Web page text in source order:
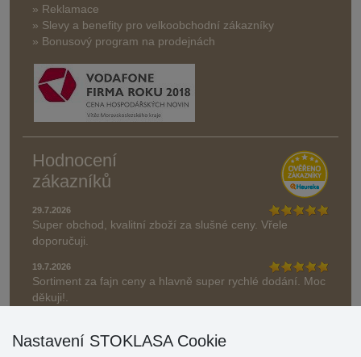
» Reklamace
» Slevy a benefity pro velkoobchodní zákazníky
» Bonusový program na prodejnách
Hodnocení
zákazníků
29.7.2026
Super obchod, kvalitní zboží za slušné ceny. Vřele
doporučuji.
19.7.2026
Sortiment za fajn ceny a hlavně super rychlé dodání. Moc
děkuji!.
» Aktuálně 19084 recenzí
* Recenze neověřujeme
Nastavení STOKLASA Cookie